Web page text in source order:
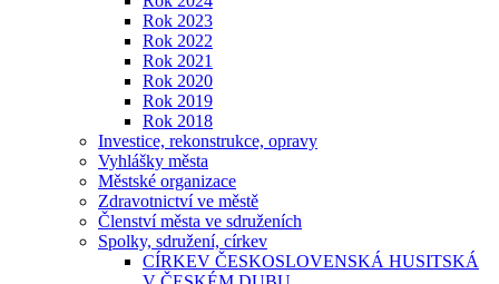
Rok 2023
Rok 2022
Rok 2021
Rok 2020
Rok 2019
Rok 2018
Investice, rekonstrukce, opravy
Vyhlášky města
Městské organizace
Zdravotnictví ve městě
Členství města ve sdruženích
Spolky, sdružení, církev
CÍRKEV ČESKOSLOVENSKÁ HUSITSKÁ